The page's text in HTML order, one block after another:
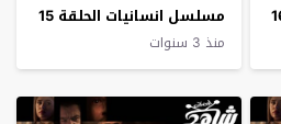
مسلسل انسانيات الحلقة 15
منذ 3 سنوات